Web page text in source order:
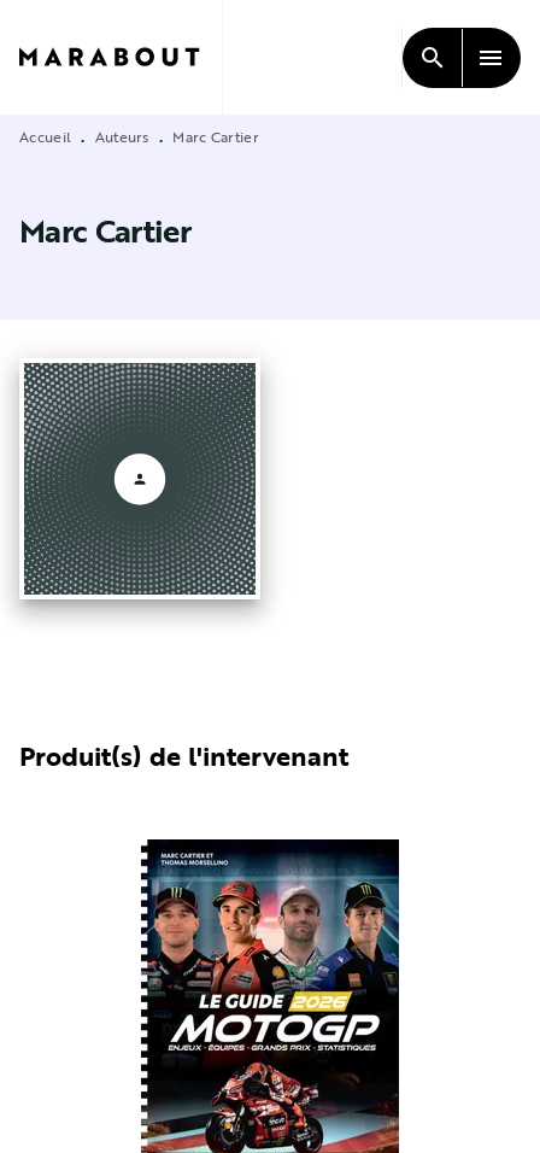
CONTENU
search menu
Accueil • Auteurs • Marc Cartier
Marc Cartier
Produit(s) de l'intervenant